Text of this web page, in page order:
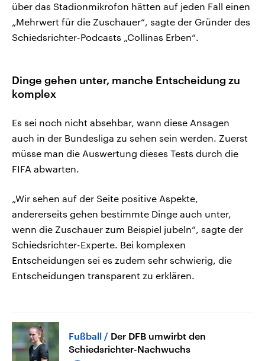
über das Stadionmikrofon hätten auf jeden Fall einen
„Mehrwert für die Zuschauer“, sagte der Gründer des
Schiedsrichter-Podcasts „Collinas Erben“.
Dinge gehen unter, manche Entscheidung zu
komplex
Es sei noch nicht absehbar, wann diese Ansagen
auch in der Bundesliga zu sehen sein werden. Zuerst
müsse man die Auswertung dieses Tests durch die
FIFA abwarten.
„Wir sehen auf der Seite positive Aspekte,
andererseits gehen bestimmte Dinge auch unter,
wenn die Zuschauer zum Beispiel jubeln“, sagte der
Schiedsrichter-Experte. Bei komplexen
Entscheidungen sei es zudem sehr schwierig, die
Entscheidungen transparent zu erklären.
Fußball
Der DFB umwirbt den
Schiedsrichter-Nachwuchs